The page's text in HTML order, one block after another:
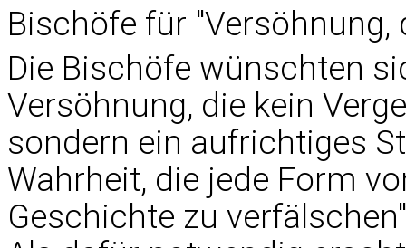
Bischöfe für
Die Bischöfe wünschten
Versöhnung, die kein
sondern ein aufrichtiges
Wahrheit, die jede Form
Geschichte zu